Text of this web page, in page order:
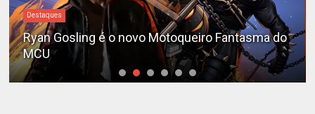
#DC
Sequência de "The Batman" ganha teaser e é
adiada para 2028